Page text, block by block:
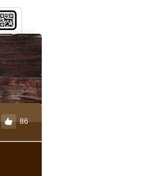
86